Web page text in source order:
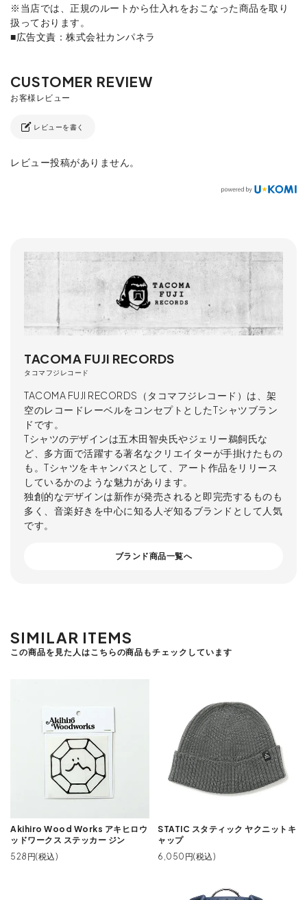
※当店では、正規のルートから仕入れをおこなった商品を取り
扱っております。
■広告文責：株式会社カンパネラ
レビューを書く
レビュー投稿がありません。
TACOMA FUJI RECORDS
タコマフジレコード
TACOMA FUJI RECORDS（タコマフジレコード）は、架
空のレコードレーベルをコンセプトとしたTシャツブラン
ドです。
Tシャツのデザインは五木田智央氏やジェリー鵜飼氏な
ど、多方面で活躍する著名なクリエイターが手掛けたもの
も。Tシャツをキャンバスとして、アート作品をリリース
しているかのような魅力があります。
独創的なデザインは新作が発売されると即完売するものも
多く、音楽好きを中心に知る人ぞ知るブランドとして人気
です。
ブランド商品一覧へ
SIMILAR ITEMS
この商品を見た人はこちらの商品もチェックしています
Akihiro Wood Works アキヒロウ
ッドワークス ステッカー ジン
528円(税込)
STATIC スタティック ヤクニットキ
ャップ
6,050円(税込)